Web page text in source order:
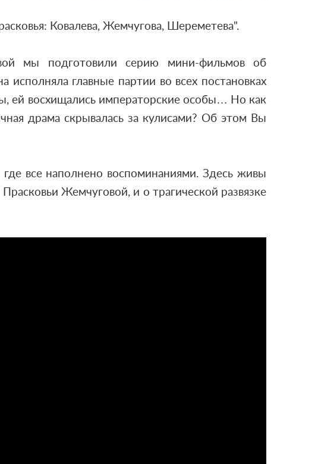
Ковалева, Жемчугова, Шереметева".
мы подготовили серию мини-фильмов об
главные партии во всех постановках
ей восхищались императорские особы… Но как
драма скрывалась за кулисами? Об этом Вы
все наполнено воспоминаниями. Здесь живы
Жемчуговой, и о трагической развязке